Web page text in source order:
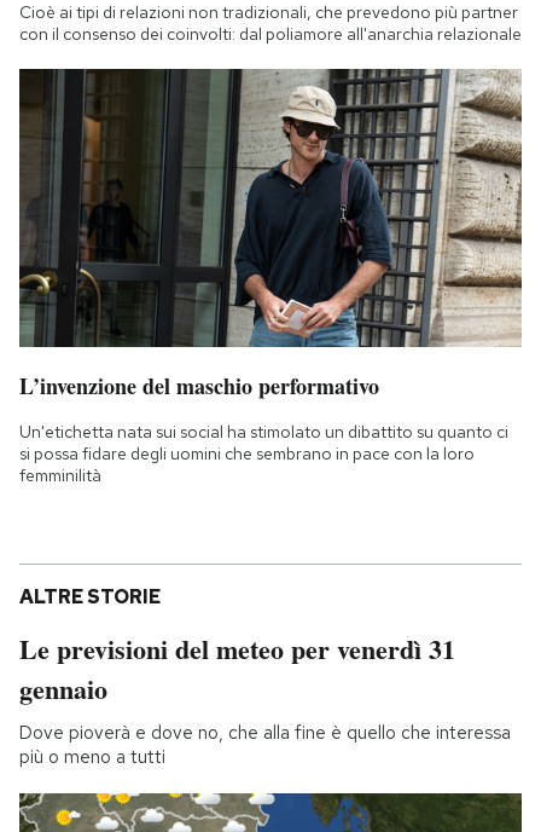
Cioè ai tipi di relazioni non tradizionali, che prevedono più partner
con il consenso dei coinvolti: dal poliamore all'anarchia relazionale
L’invenzione del maschio performativo
Un'etichetta nata sui social ha stimolato un dibattito su quanto ci
si possa fidare degli uomini che sembrano in pace con la loro
femminilità
ALTRE STORIE
Le previsioni del meteo per venerdì 31
gennaio
Dove pioverà e dove no, che alla fine è quello che interessa
più o meno a tutti